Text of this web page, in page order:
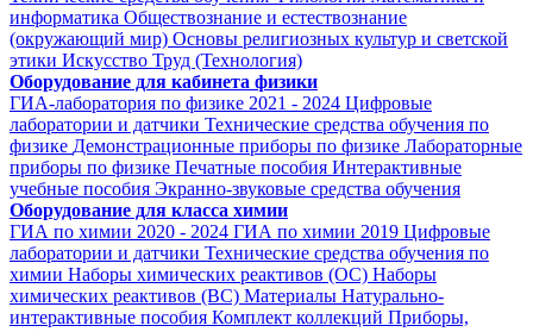
информатика Обществознание и естествознание
(окружающий мир) Основы религиозных культур и светской
этики Искусство Труд (Технология)
Оборудование для кабинета физики
ГИА-лаборатория по физике 2021 - 2024 Цифровые
лаборатории и датчики Технические средства обучения по
физике Демонстрационные приборы по физике Лабораторные
приборы по физике Печатные пособия Интерактивные
учебные пособия Экранно-звуковые средства обучения
Оборудование для класса химии
ГИА по химии 2020 - 2024 ГИА по химии 2019 Цифровые
лаборатории и датчики Технические средства обучения по
химии Наборы химических реактивов (ОС) Наборы
химических реактивов (ВС) Материалы Натурально-
интерактивные пособия Комплект коллекций Приборы,